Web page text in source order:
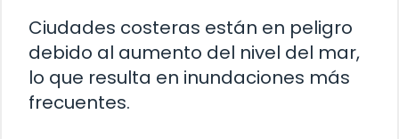
Ciudades costeras están en peligro
debido al aumento del nivel del mar,
lo que resulta en inundaciones más
frecuentes.